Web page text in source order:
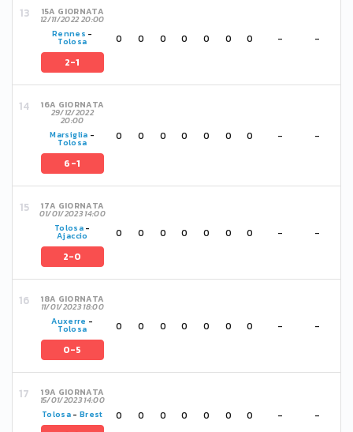
15A GIORNATA
12/11/2022 20:00
Rennes -
Tolosa
2-1
0 0 0 0 0 0 0 - -
16A GIORNATA
29/12/2022
20:00
Marsiglia -
Tolosa
6-1
0 0 0 0 0 0 0 - -
17A GIORNATA
01/01/2023 14:00
Tolosa -
Ajaccio
2-0
0 0 0 0 0 0 0 - -
18A GIORNATA
11/01/2023 18:00
Auxerre -
Tolosa
0-5
0 0 0 0 0 0 0 - -
19A GIORNATA
15/01/2023 14:00
Tolosa -Brest 0 0 0 0 0 0 0 - -